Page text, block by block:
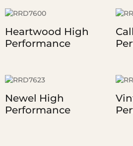
Heartwood High
Performance
Newel High
Performance